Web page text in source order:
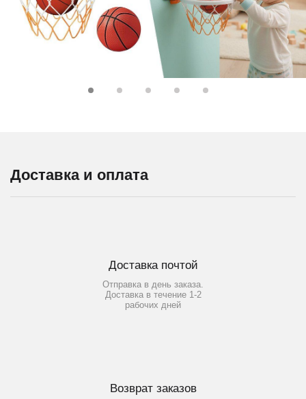
Доставка и оплата
Доставка почтой
Отправка в день заказа.
Доставка в течение 1-2
рабочих дней
Возврат заказов